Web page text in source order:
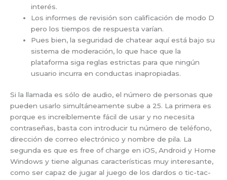
interés.
Los informes de revisión son calificación de modo D
pero los tiempos de respuesta varían.
Pues bien, la seguridad de chatear aquí está bajo su
sistema de moderación, lo que hace que la
plataforma siga reglas estrictas para que ningún
usuario incurra en conductas inapropiadas.
Si la llamada es sólo de audio, el número de personas que
pueden usarlo simultáneamente sube a 25. La primera es
porque es increíblemente fácil de usar y no necesita
contraseñas, basta con introducir tu número de teléfono,
dirección de correo electrónico y nombre de pila. La
segunda es que es free of charge en iOS, Android y Home
Windows y tiene algunas características muy interesante,
como ser capaz de jugar al juego de los dardos o tic-tac-